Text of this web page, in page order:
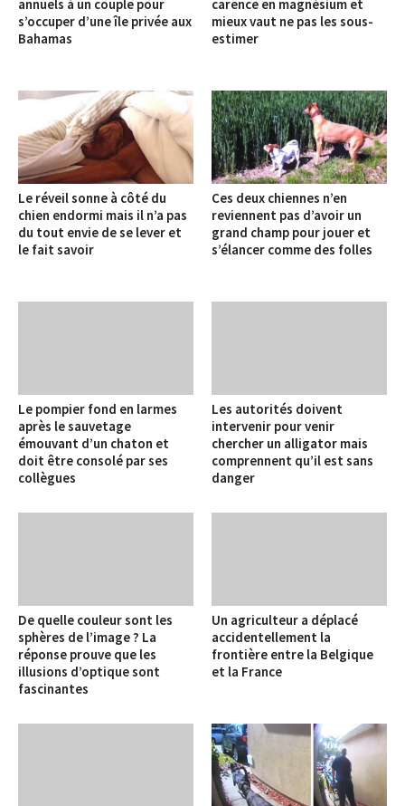
annuels à un couple pour
s’occuper d’une île privée aux
Bahamas
carence en magnésium et
mieux vaut ne pas les sous-
estimer
Le réveil sonne à côté du
chien endormi mais il n’a pas
du tout envie de se lever et
le fait savoir
Ces deux chiennes n’en
reviennent pas d’avoir un
grand champ pour jouer et
s’élancer comme des folles
Le pompier fond en larmes
après le sauvetage
émouvant d’un chaton et
doit être consolé par ses
collègues
Les autorités doivent
intervenir pour venir
chercher un alligator mais
comprennent qu’il est sans
danger
De quelle couleur sont les
sphères de l’image ? La
réponse prouve que les
illusions d’optique sont
fascinantes
Un agriculteur a déplacé
accidentellement la
frontière entre la Belgique
et la France